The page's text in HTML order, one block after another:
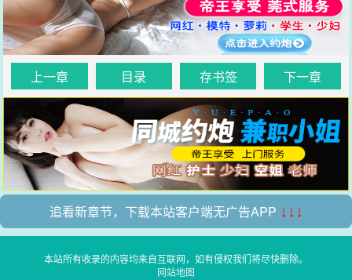
上一章 目录 存书签 下一章
追看新章节，下载本站客户端无广告APP ↓↓↓
本站所有收录的内容均来自互联网，如有侵权我们将尽快删除。
网站地图